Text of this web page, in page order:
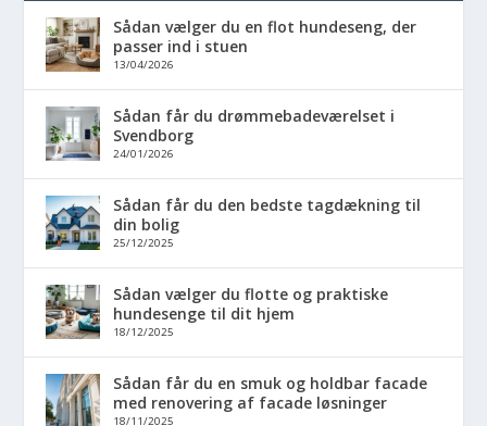
Sådan vælger du en flot hundeseng, der
passer ind i stuen
13/04/2026
Sådan får du drømmebadeværelset i
Svendborg
24/01/2026
Sådan får du den bedste tagdækning til
din bolig
25/12/2025
Sådan vælger du flotte og praktiske
hundesenge til dit hjem
18/12/2025
Sådan får du en smuk og holdbar facade
med renovering af facade løsninger
18/11/2025